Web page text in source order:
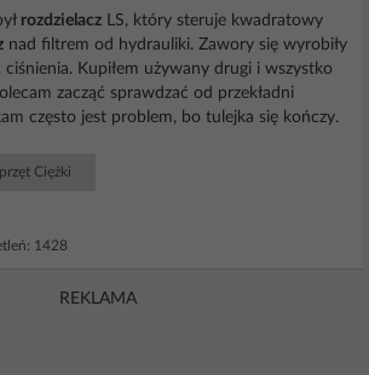
rozdzielacz LS, który steruje kwadratowy
nad filtrem od hydrauliki. Zawory się wyrobiły
ciśnienia. Kupiłem używany drugi i wszystko
zacząć sprawdzać od przekładni
często jest problem, bo tulejka się kończy.
Ciężki
1428
REKLAMA